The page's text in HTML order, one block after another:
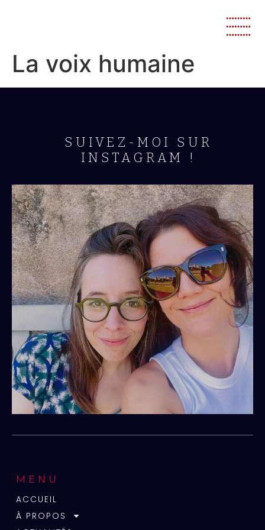
La voix humaine
SUIVEZ-MOI SUR
INSTAGRAM !
MENU
ACCUEIL
À PROPOS